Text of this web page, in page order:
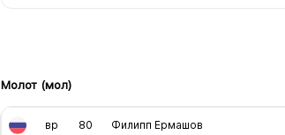
Молот (мол)
вр 80 Филипп Ермашов